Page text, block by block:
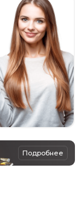
Подробнее